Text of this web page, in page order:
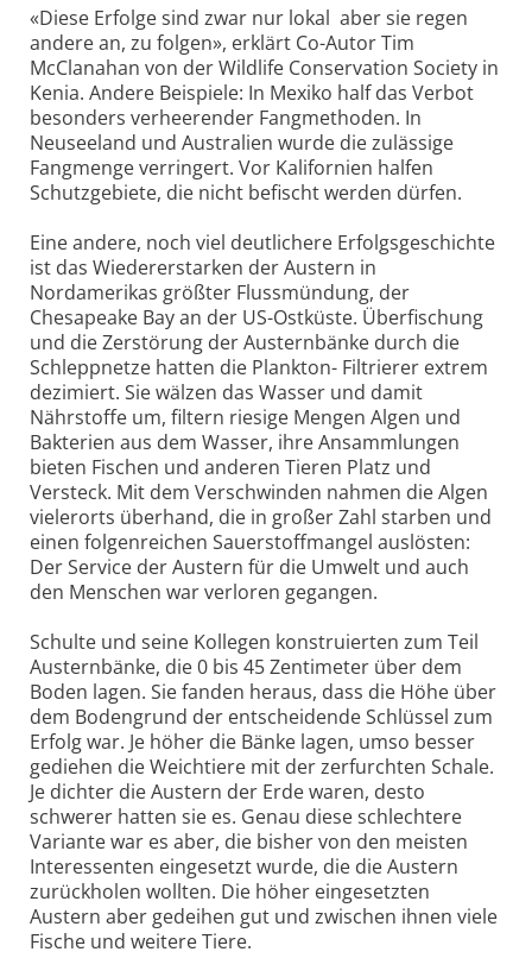
«Diese Erfolge sind zwar nur lokal ­ aber sie regen
andere an, zu folgen», erklärt Co-Autor Tim
McClanahan von der Wildlife Conservation Society in
Kenia. Andere Beispiele: In Mexiko half das Verbot
besonders verheerender Fangmethoden. In
Neuseeland und Australien wurde die zulässige
Fangmenge verringert. Vor Kalifornien halfen
Schutzgebiete, die nicht befischt werden dürfen.
Eine andere, noch viel deutlichere Erfolgsgeschichte
ist das Wiedererstarken der Austern in
Nordamerikas größter Flussmündung, der
Chesapeake Bay an der US-Ostküste. Überfischung
und die Zerstörung der Austernbänke durch die
Schleppnetze hatten die Plankton- Filtrierer extrem
dezimiert. Sie wälzen das Wasser und damit
Nährstoffe um, filtern riesige Mengen Algen und
Bakterien aus dem Wasser, ihre Ansammlungen
bieten Fischen und anderen Tieren Platz und
Versteck. Mit dem Verschwinden nahmen die Algen
vielerorts überhand, die in großer Zahl starben und
einen folgenreichen Sauerstoffmangel auslösten:
Der Service der Austern für die Umwelt und auch
den Menschen war verloren gegangen.
Schulte und seine Kollegen konstruierten zum Teil
Austernbänke, die 0 bis 45 Zentimeter über dem
Boden lagen. Sie fanden heraus, dass die Höhe über
dem Bodengrund der entscheidende Schlüssel zum
Erfolg war. Je höher die Bänke lagen, umso besser
gediehen die Weichtiere mit der zerfurchten Schale.
Je dichter die Austern der Erde waren, desto
schwerer hatten sie es. Genau diese schlechtere
Variante war es aber, die bisher von den meisten
Interessenten eingesetzt wurde, die die Austern
zurückholen wollten. Die höher eingesetzten
Austern aber gedeihen gut und zwischen ihnen viele
Fische und weitere Tiere.